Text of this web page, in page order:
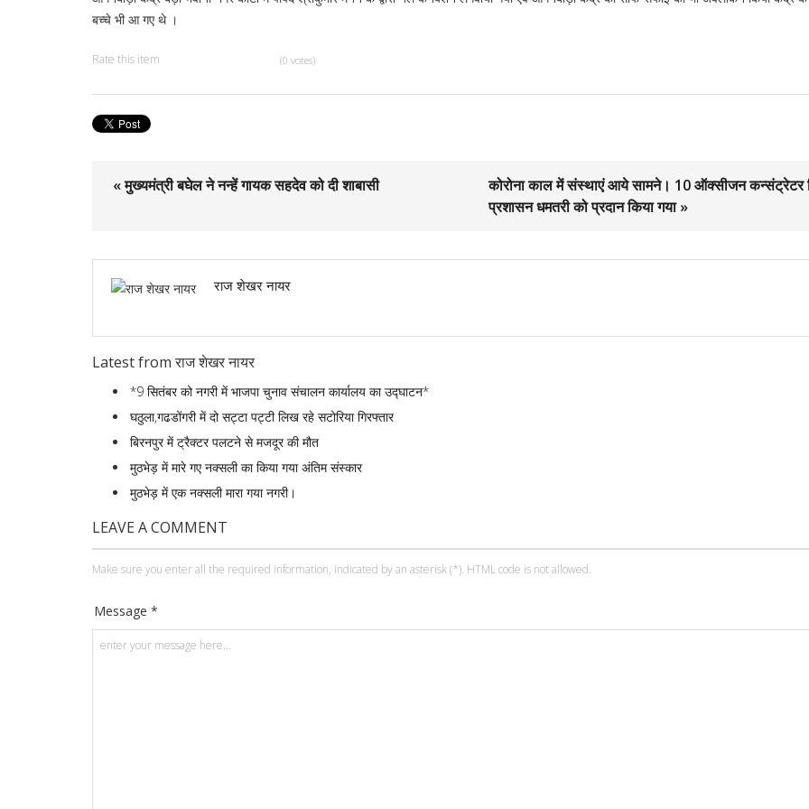
बच्चे भी आ गए थे ।
Rate this item (0 votes)
« मुख्यमंत्री बघेल ने नन्हें गायक सहदेव को दी शाबासी
कोरोना काल में संस्थाएं आये सामने। 10 ऑक्सीजन कन्संट्रेटर
प्रशासन धमतरी को प्रदान किया गया »
राज शेखर नायर
Latest from राज शेखर नायर
*9 सितंबर को नगरी में भाजपा चुनाव संचालन कार्यालय का उद्घाटन*
घठुला,गढडोंगरी में दो सट्टा पट्टी लिख रहे सटोरिया गिरफ्तार
बिरनपुर में ट्रैक्टर पलटने से मजदूर की मौत
मुठभेड़ में मारे गए नक्सली का किया गया अंतिम संस्कार
मुठभेड़ में एक नक्सली मारा गया नगरी।
LEAVE A COMMENT
Make sure you enter all the required information, indicated by an asterisk (*). HTML code is not allowed.
Message *